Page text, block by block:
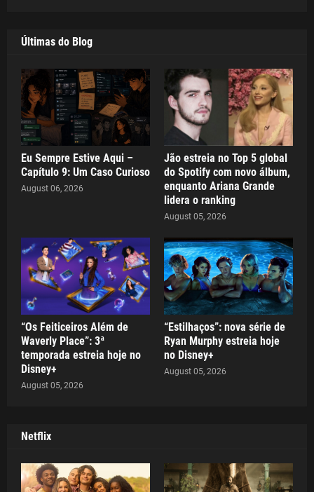
Últimas do Blog
Eu Sempre Estive Aqui –
Capítulo 9: Um Caso Curioso
August 06, 2026
Jão estreia no Top 5 global
do Spotify com novo álbum,
enquanto Ariana Grande
lidera o ranking
August 05, 2026
“Os Feiticeiros Além de
Waverly Place”: 3ª
temporada estreia hoje no
Disney+
August 05, 2026
“Estilhaços”: nova série de
Ryan Murphy estreia hoje
no Disney+
August 05, 2026
Netflix